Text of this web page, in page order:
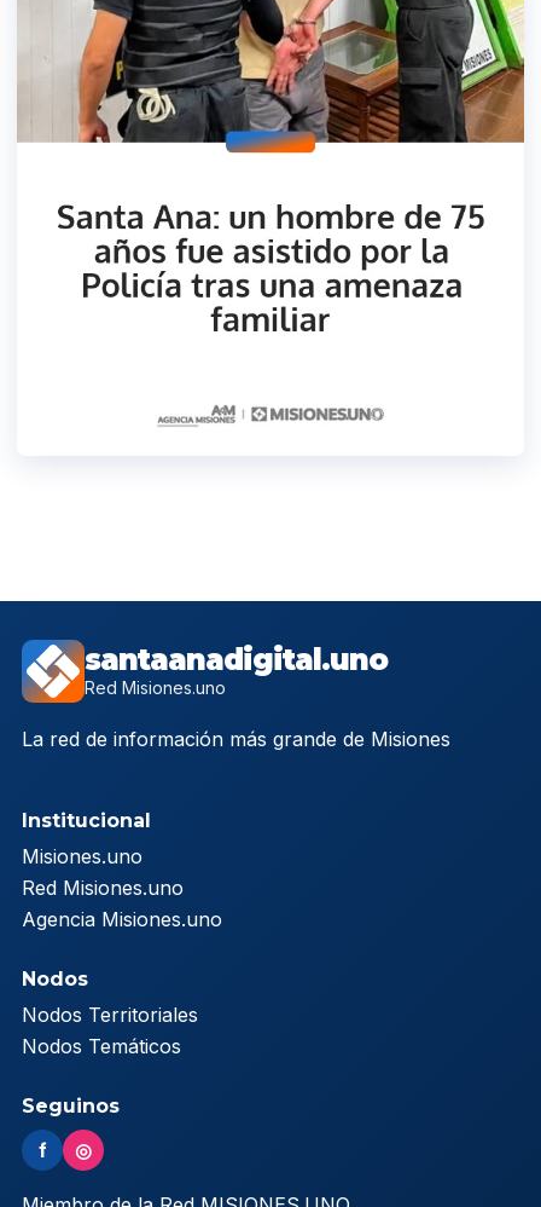
santaanadigital.uno
Red Misiones.uno
La red de información más grande de Misiones
Institucional
Misiones.uno
Red Misiones.uno
Agencia Misiones.uno
Nodos
Nodos Territoriales
Nodos Temáticos
Seguinos
f ◎